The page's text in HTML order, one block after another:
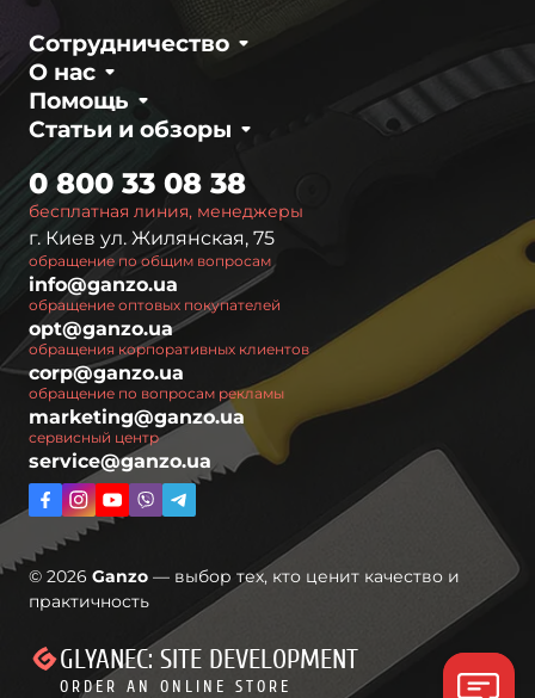
О нас
Сотрудничество
Статьи и обзоры
Помощь
бесплатная линия, менеджеры
0 800 33 08 38
г. Киев ул. Жилянская, 75
обращение по общим вопросам
info@ganzo.ua
обращение оптовых покупателей
opt@ganzo.ua
обращения корпоративных клиентов
corp@ganzo.ua
обращение по вопросам рекламы
marketing@ganzo.ua
сервисный центр
service@ganzo.ua
© 2026 Ganzo — выбор тех, кто ценит качество и
практичность
GLYANEC: SITE DEVELOPMENT
ORDER AN ONLINE STORE